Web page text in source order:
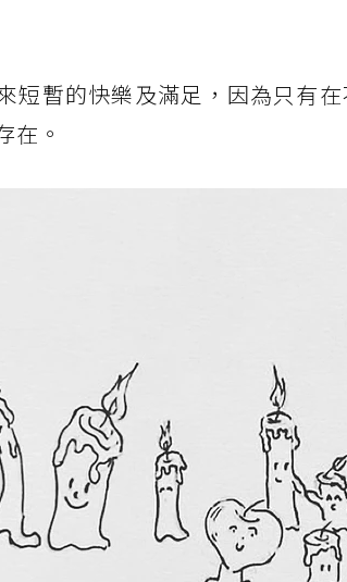
短暫的快樂及滿足，因為只有
在。